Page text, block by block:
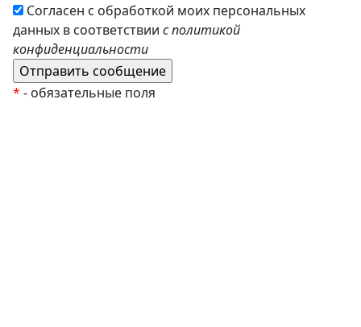
Согласен с обработкой моих персональных
данных в соответствии с политикой
конфиденциальности
* - обязательные поля